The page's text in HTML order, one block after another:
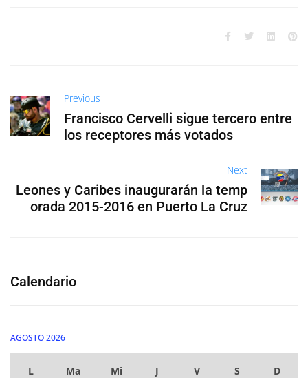
Previous
Francisco Cervelli sigue tercero entre
los receptores más votados
Next
Leones y Caribes inaugurarán la temp
orada 2015-2016 en Puerto La Cruz
Calendario
AGOSTO 2026
L Ma Mi J V S D